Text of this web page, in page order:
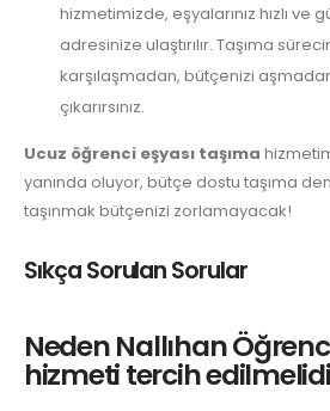
hizmetimizde, eşyalarınız hızlı ve
adresinize ulaştırılır. Taşıma
karşılaşmadan, bütçenizi
çıkarırsınız.
Ucuz öğrenci eşyası taşıma
yanında oluyor, bütçe dostu taşıma
taşınmak bütçenizi zorlamayacak!
Sıkça Sorulan Sorular
Neden Nallıhan
hizmeti tercih